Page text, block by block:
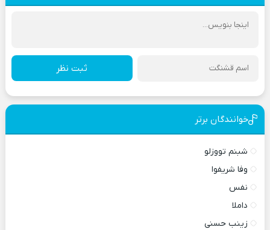
ثبت نظر
خوانندگان برتر
شبنم تووزلو
وفا شریفوا
نفس
داملا
زینب حسنی